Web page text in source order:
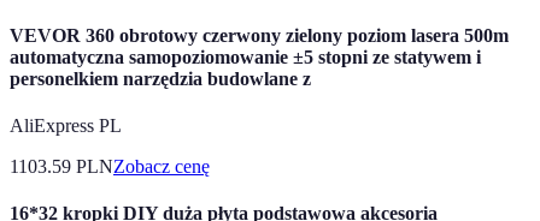
VEVOR 360 obrotowy czerwony zielony poziom lasera 500m
automatyczna samopoziomowanie ±5 stopni ze statywem i
personelkiem narzędzia budowlane z
AliExpress PL
1103.59 PLNZobacz cenę
16*32 kropki DIY duża płyta podstawowa akcesoria